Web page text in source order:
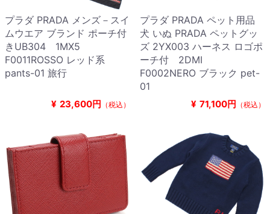
プラダ PRADA メンズ－スイ
ムウエア ブランド ポーチ付
きUB304 1MX5
F0011ROSSO レッド系
pants-01 旅行
¥ 23,600円 （税込）
プラダ PRADA ペット用品
犬 いぬ PRADA ペットグッ
ズ 2YX003 ハーネス ロゴポ
ーチ付 2DMI
F0002NERO ブラック pet-
01
¥ 71,100円 （税込）